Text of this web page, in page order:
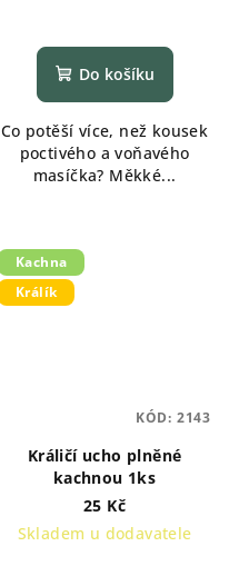
Do košíku
Co potěší více, než kousek
poctivého a voňavého
masíčka? Měkké...
Kachna
Králík
Králičí ucho plněné
kachnou 1ks
25 Kč
Skladem u dodavatele
KÓD: 2143